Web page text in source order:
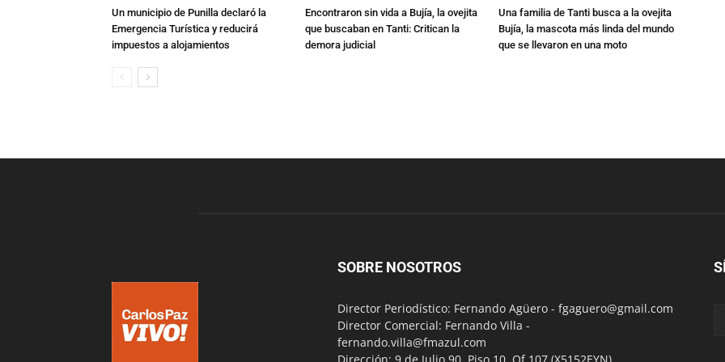
Un municipio de Punilla declaró la
Emergencia Turística y reducirá
impuestos a alojamientos
Encontraron sin vida a Bujía, la ovejita
que buscaban en Tanti: Critican la
demora judicial
Una familia de Tanti busca a la ovejita
Bujía, la mascota más linda del mundo
que se llevaron en una moto
SOBRE NOSOTROS
Director Periodístico: Fernando Agüero - fgaguero@gmail.com
Director Comercial: Fernando Villa -
fernando.villa@fmazul.com